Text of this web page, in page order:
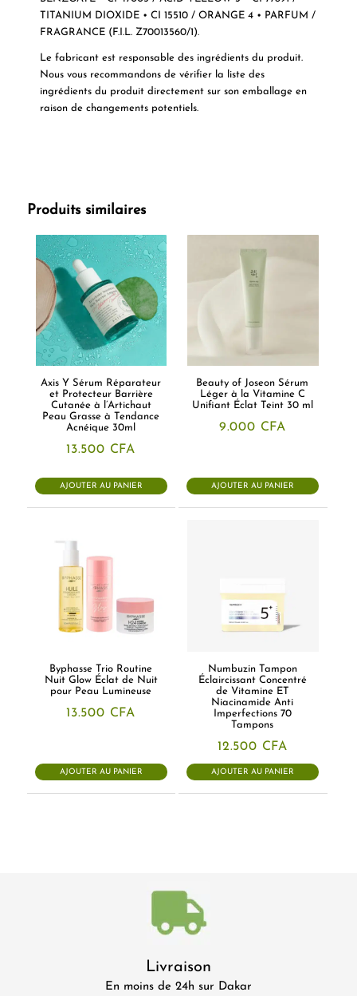
TITANIUM DIOXIDE • CI 15510 / ORANGE 4 • PARFUM /
FRAGRANCE (F.I.L. Z70013560/1).
Le fabricant est responsable des ingrédients du produit.
Nous vous recommandons de vérifier la liste des
ingrédients du produit directement sur son emballage en
raison de changements potentiels.
Produits similaires
Axis Y Sérum Réparateur
et Protecteur Barrière
Cutanée à l’Artichaut
Peau Grasse à Tendance
Acnéique 30ml
13.500 CFA
AJOUTER AU PANIER
Beauty of Joseon Sérum
Léger à la Vitamine C
Unifiant Éclat Teint 30 ml
9.000 CFA
AJOUTER AU PANIER
Byphasse Trio Routine
Nuit Glow Éclat de Nuit
pour Peau Lumineuse
13.500 CFA
AJOUTER AU PANIER
Numbuzin Tampon
Éclaircissant Concentré
de Vitamine ET
Niacinamide Anti
Imperfections 70
Tampons
12.500 CFA
AJOUTER AU PANIER
Livraison
En moins de 24h sur Dakar